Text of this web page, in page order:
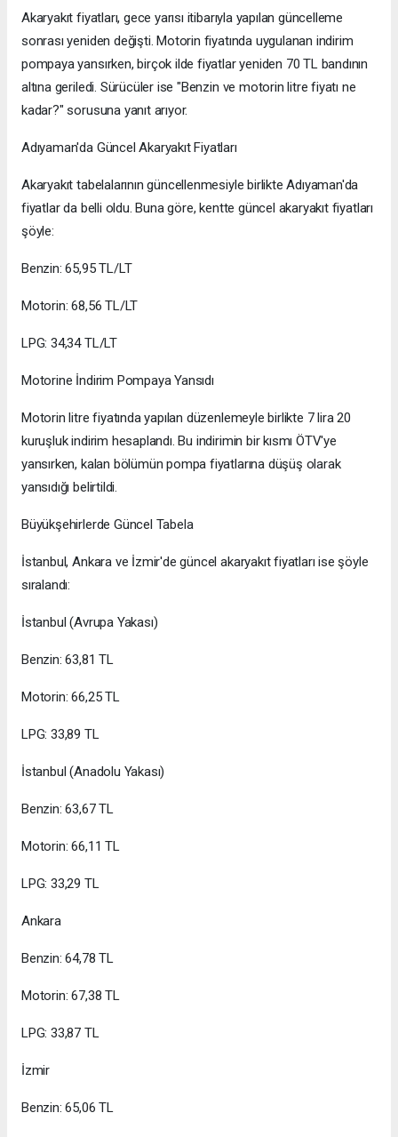
Akaryakıt fiyatları, gece yarısı itibarıyla yapılan güncelleme
sonrası yeniden değişti. Motorin fiyatında uygulanan indirim
pompaya yansırken, birçok ilde fiyatlar yeniden 70 TL bandının
altına geriledi. Sürücüler ise "Benzin ve motorin litre fiyatı ne
kadar?" sorusuna yanıt arıyor.
Adıyaman'da Güncel Akaryakıt Fiyatları
Akaryakıt tabelalarının güncellenmesiyle birlikte Adıyaman'da
fiyatlar da belli oldu. Buna göre, kentte güncel akaryakıt fiyatları
şöyle:
Benzin: 65,95 TL/LT
Motorin: 68,56 TL/LT
LPG: 34,34 TL/LT
Motorine İndirim Pompaya Yansıdı
Motorin litre fiyatında yapılan düzenlemeyle birlikte 7 lira 20
kuruşluk indirim hesaplandı. Bu indirimin bir kısmı ÖTV'ye
yansırken, kalan bölümün pompa fiyatlarına düşüş olarak
yansıdığı belirtildi.
Büyükşehirlerde Güncel Tabela
İstanbul, Ankara ve İzmir'de güncel akaryakıt fiyatları ise şöyle
sıralandı:
İstanbul (Avrupa Yakası)
Benzin: 63,81 TL
Motorin: 66,25 TL
LPG: 33,89 TL
İstanbul (Anadolu Yakası)
Benzin: 63,67 TL
Motorin: 66,11 TL
LPG: 33,29 TL
Ankara
Benzin: 64,78 TL
Motorin: 67,38 TL
LPG: 33,87 TL
İzmir
Benzin: 65,06 TL